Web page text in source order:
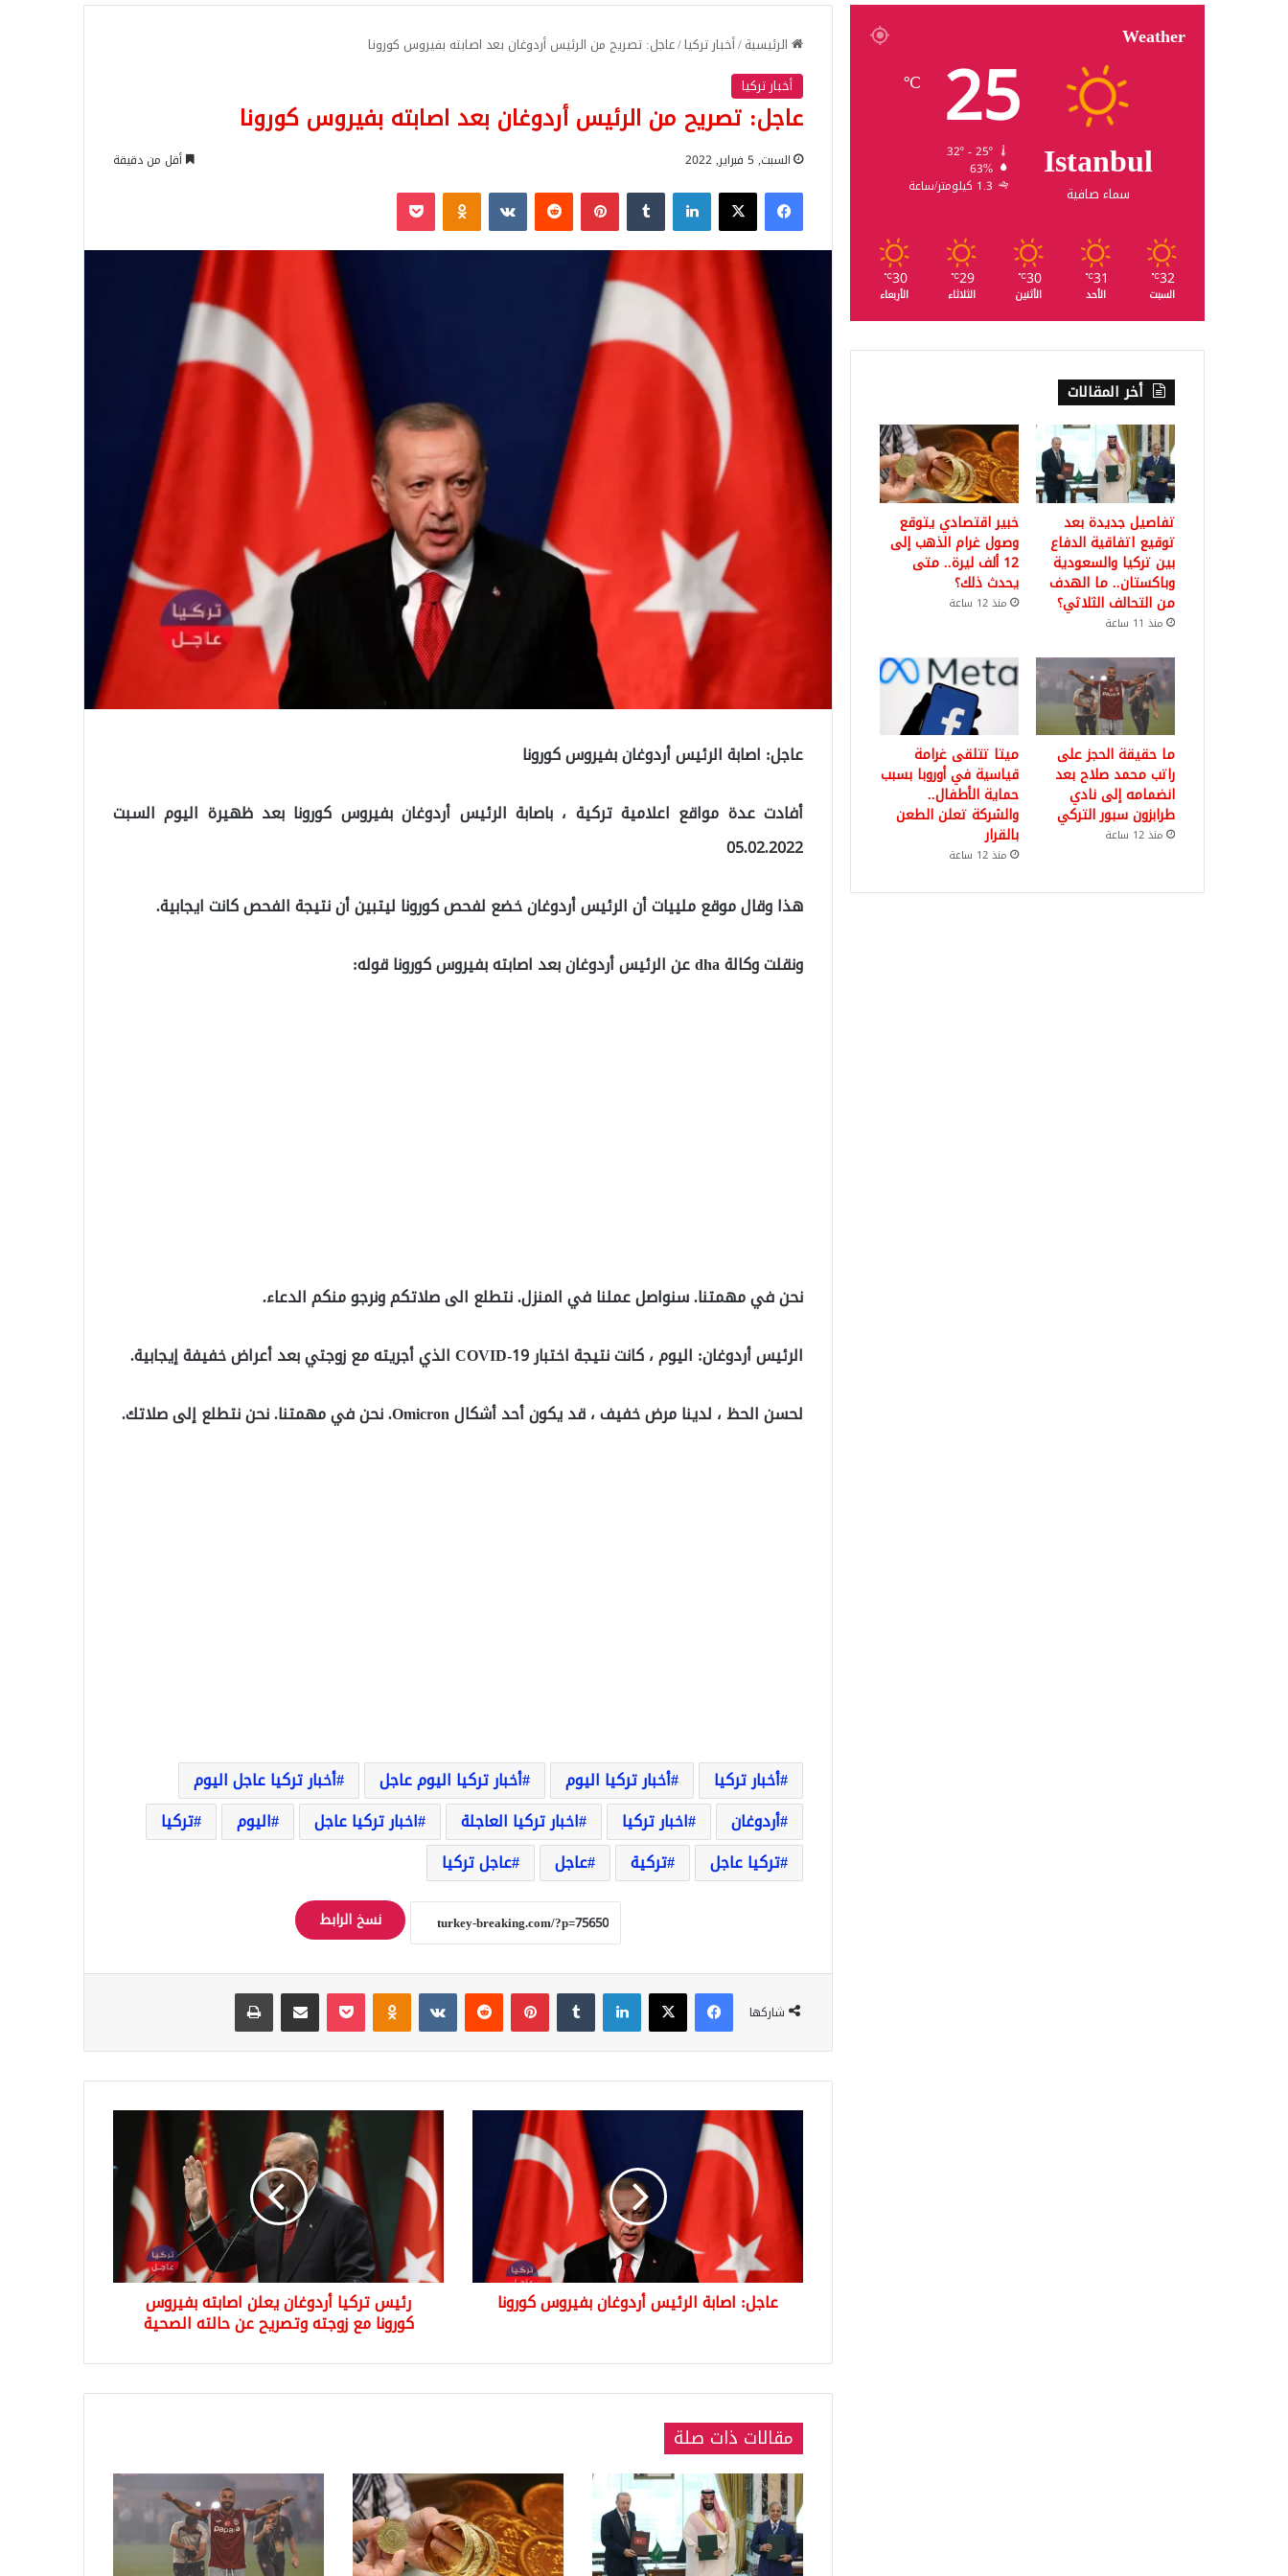
الرئيسية/أخبار تركيا/عاجل: تصريح من الرئيس أردوغان بعد اصابته بفيروس كورونا
أخبار تركيا
عاجل: تصريح من الرئيس أردوغان بعد اصابته بفيروس كورونا
السبت, 5 فبراير, 2022 أقل من دقيقة
فيسبوك‫X لينكدإن بينتيريست Odnoklassniki
‫Pocket
عاجل: اصابة الرئيس أردوغان بفيروس كورونا
أفادت عدة مواقع اعلامية تركية ، باصابة الرئيس أردوغان بفيروس كورونا بعد ظهيرة اليوم السبت
05.02.2022
هذا وقال موقع ملييات أن الرئيس أردوغان خضع لفحص كورونا ليتبين أن نتيجة الفحص كانت ايجابية.
ونقلت وكالة dha عن الرئيس أردوغان بعد اصابته بفيروس كورونا قوله:
نحن في مهمتنا. سنواصل عملنا في المنزل. نتطلع الى صلاتكم ونرجو منكم الدعاء.
الرئيس أردوغان: اليوم ، كانت نتيجة اختبار COVID-19 الذي أجريته مع زوجتي بعد أعراض خفيفة إيجابية.
لحسن الحظ ، لدينا مرض خفيف ، قد يكون أحد أشكال Omicron. نحن في مهمتنا. نحن نتطلع إلى صلاتك.
أخبار تركيا أخبار تركيا اليوم أخبار تركيا اليوم عاجل
أخبار تركيا عاجل اليوم
أردوغان
اخبار تركيا اخبار تركيا العاجلة اخبار تركيا عاجل اليوم
تركيا
تركيا عاجل
تركية عاجل عاجل تركيا
نسخ الرابط
شاركها
فيسبوك‫X لينكدإن بينتيريست Odnoklassniki
‫Pocket مشاركة عبر البريد طباعة
اصابة
الرئيس
أردوغان
بفيروس
كورونا
عاجل: اصابة الرئيس أردوغان بفيروس كورونا
رئيس
أردوغان
يعلن
اصابته
بفيروس
كورونا
مع
زوجته
وتصريح
الصحية
رئيس تركيا أردوغان يعلن اصابته بفيروس
كورونا مع زوجته وتصريح عن حالته الصحية
مقالات ذات صلة
Weather
Istanbul
سماء صافية
25
℃
32º - 25º
63%
1.3 كيلومتر/ساعة
32
℃
السبت
31
℃
الأحد
30
℃
الأثنين
29
℃
الثلاثاء
30
℃
الأربعاء
أخر المقالات
تفاصيل جديدة بعد
توقيع اتفاقية الدفاع
بين تركيا والسعودية
وباكستان.. ما الهدف
من التحالف الثلاثي؟
منذ 11 ساعة
خبير اقتصادي يتوقع
وصول غرام الذهب إلى
12 ألف ليرة.. متى
يحدث ذلك؟
منذ 12 ساعة
ما حقيقة الحجز على
راتب محمد صلاح بعد
انضمامه إلى نادي
طرابزون سبور التركي
منذ 12 ساعة
ميتا تتلقى غرامة
قياسية في أوروبا بسبب
حماية الأطفال..
والشركة تعلن الطعن
بالقرار
منذ 12 ساعة